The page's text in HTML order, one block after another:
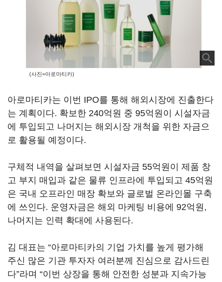
(사진=아로마티카)
아로마티카는 이번 IPO를 통해 해외시장에 진출한다
는 계획이다. 확보한 240억원 중 95억원이 시설자금
에 투입되고 나머지는 해외시장 개척을 위한 자금으
로 활용될 예정이다.
구체적 내역을 살펴보면 시설자금 55억원이 제품 창
고 부지 매입과 같은 물류 인프라에 투입되고 45억원
은 국내 오프라인 매장 확보와 글로벌 온라인몰 구축
에 쓰인다. 운영자금은 해외 마케팅 비용에 92억원,
나머지는 인력 확대에 사용된다.
김 대표는 “아로마티카의 기업 가치를 높게 평가해
주신 많은 기관 투자자 여러분께 진심으로 감사드린
다”라며 “이번 상장을 통해 안전한 성분과 지속가능